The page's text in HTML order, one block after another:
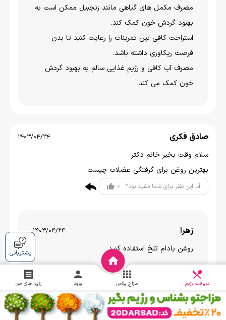
مصرف مکمل های گیاهی مانند زنجبیل ممکن است به
بهبود گردش خون کمک کند.
استراحت کافی بین تمرینات را رعایت کنید تا بدن
فرصت ریکاوری داشته باشد.
مصرف آب کافی و رژیم غذایی سالم به بهبود گردش
خون کمک می کند.
صادق فکری 1403/04/24
سلام وقت بخیر خانم دکتر
بهترین روغن برای گرفتگی عضلات چیست
آیا این نظر برای شما مفید بود؟ 0
زهرا 1403/04/24
روغن بادام تلخ استفاده کنید
نرگس 1403/04/14
پشتیبانی
دریافت رژیم مزاج پلاس ورود رژیم های من